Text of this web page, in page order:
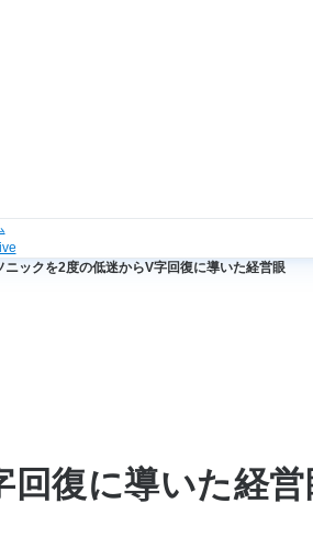
ニックを2度の低迷からV字回復に導いた経営眼
復に導いた経営